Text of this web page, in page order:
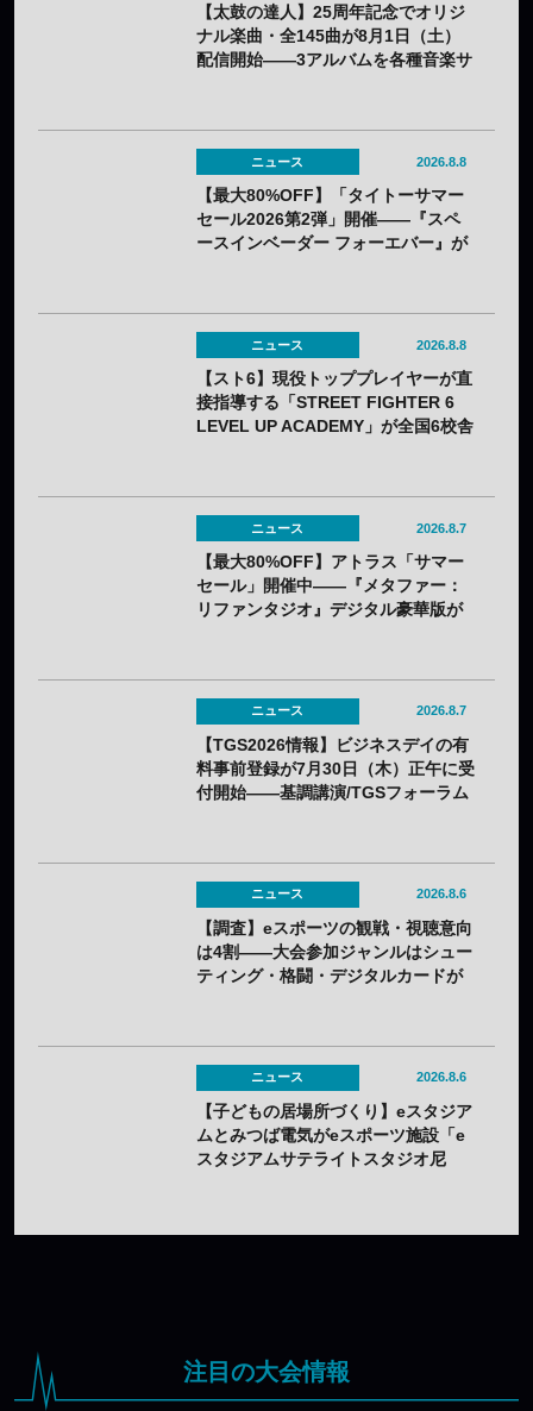
【太鼓の達人】25周年記念でオリジ
ナル楽曲・全145曲が8月1日（土）
配信開始——3アルバムを各種音楽サ
ニュース 2026.8.8
【最大80%OFF】「タイトーサマー
セール2026第2弾」開催——『スペ
ースインベーダー フォーエバー』が
ニュース 2026.8.8
【スト6】現役トッププレイヤーが直
接指導する「STREET FIGHTER 6
LEVEL UP ACADEMY」が全国6校舎
ニュース 2026.8.7
【最大80%OFF】アトラス「サマー
セール」開催中——『メタファー：
リファンタジオ』デジタル豪華版が
ニュース 2026.8.7
【TGS2026情報】ビジネスデイの有
料事前登録が7月30日（木）正午に受
付開始——基調講演/TGSフォーラム
ニュース 2026.8.6
【調査】eスポーツの観戦・視聴意向
は4割——大会参加ジャンルはシュー
ティング・格闘・デジタルカードが
ニュース 2026.8.6
【子どもの居場所づくり】eスタジア
ムとみつば電気がeスポーツ施設「e
スタジアムサテライトスタジオ尼
注目の大会情報